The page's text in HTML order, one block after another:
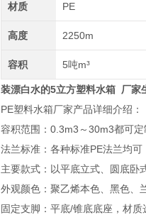
材质 PE
高度 2250m
容积 5吨m³
装漂白水的5立方塑料水箱 厂家
PE塑料水箱厂家产品详细介绍：
容积范围：0.3m3～30m3都可定
法兰标准：各种标准PE法兰均
主要款式：以平底立式、圆底卧
外观颜色：聚乙烯本色、黑色、
固定支脚：平底/锥底底座，材质